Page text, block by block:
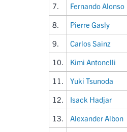
7.
Fernando Alonso
8.
Pierre Gasly
9.
Carlos Sainz
10.
Kimi Antonelli
11.
Yuki Tsunoda
12.
Isack Hadjar
13.
Alexander Albon